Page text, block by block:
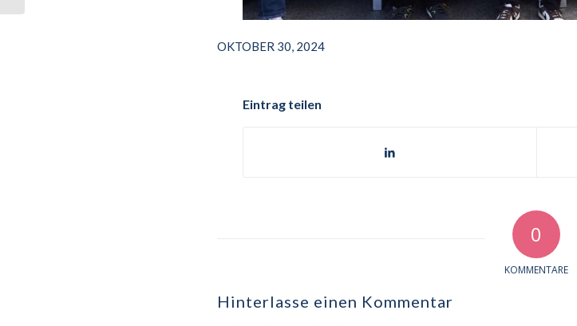
OKTOBER 30, 2024
Eintrag teilen
0
KOMMENTARE
Hinterlasse einen Kommentar